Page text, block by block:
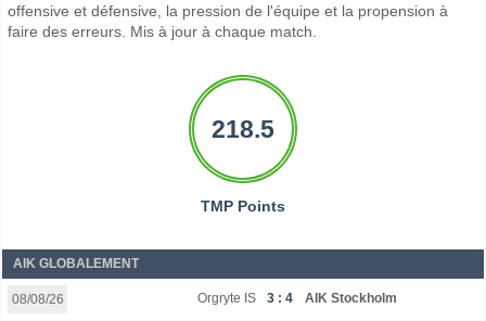
offensive et défensive, la pression de l'équipe et la propension à
faire des erreurs. Mis à jour à chaque match.
218.5
TMP Points
AIK GLOBALEMENT
08/08/26 Orgryte IS 3 : 4 AIK Stockholm